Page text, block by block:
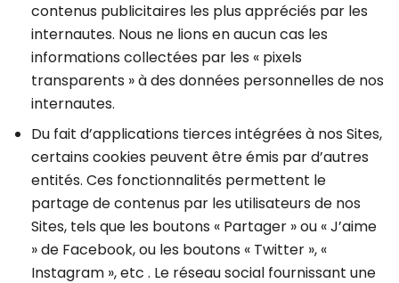
contenus publicitaires les plus appréciés par les
internautes. Nous ne lions en aucun cas les
informations collectées par les « pixels
transparents » à des données personnelles de nos
internautes.
Du fait d’applications tierces intégrées à nos Sites,
certains cookies peuvent être émis par d’autres
entités. Ces fonctionnalités permettent le
partage de contenus par les utilisateurs de nos
Sites, tels que les boutons « Partager » ou « J’aime
» de Facebook, ou les boutons « Twitter », «
Instagram », etc . Le réseau social fournissant une